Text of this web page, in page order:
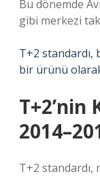
Bu dönemde
gibi merkezi
T+2 standardı,
bir ürünü
T+2’nin
T+2 standardı,